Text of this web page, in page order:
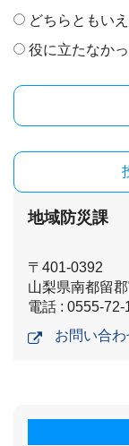
どちらともい
役に立たなか
地域防災課
〒401-0392
山梨県南都留
電話 : 0555-
お問い合